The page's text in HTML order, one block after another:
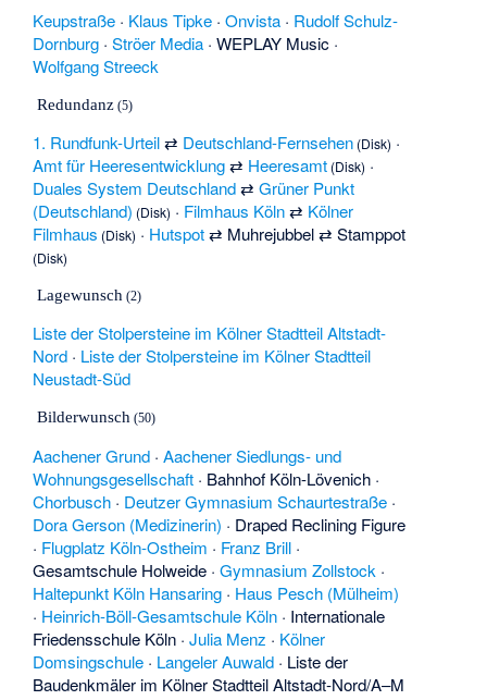
Keupstraße · Klaus Tipke ·Onvista · Rudolf Schulz-
Dornburg ·Ströer Media ·WEPLAY Music ·
Wolfgang Streeck
Redundanz (5)
1. Rundfunk-Urteil⇄ Deutschland-Fernsehen (Disk) ·
Amt für Heeresentwicklung⇄ Heeresamt (Disk) ·
Duales System Deutschland⇄Grüner Punkt
(Deutschland) (Disk) · Filmhaus Köln⇄ Kölner
Filmhaus (Disk) · Hutspot⇄ Muhrejubbel⇄Stamppot
(Disk)
Lagewunsch (2)
Liste der Stolpersteine im Kölner Stadtteil Altstadt-
Nord · Liste der Stolpersteine im Kölner Stadtteil
Neustadt-Süd
Bilderwunsch (50)
Aachener Grund ·Aachener Siedlungs- und
Wohnungsgesellschaft · Bahnhof Köln-Lövenich ·
Chorbusch · Deutzer Gymnasium Schaurtestraße ·
Dora Gerson (Medizinerin) · Draped Reclining Figure
· Flugplatz Köln-Ostheim · Franz Brill ·
Gesamtschule Holweide ·Gymnasium Zollstock ·
Haltepunkt Köln Hansaring · Haus Pesch (Mülheim)
· Heinrich-Böll-Gesamtschule Köln · Internationale
Friedensschule Köln ·Julia Menz · Kölner
Domsingschule · Langeler Auwald · Liste der
Baudenkmäler im Kölner Stadtteil Altstadt-Nord/A–M